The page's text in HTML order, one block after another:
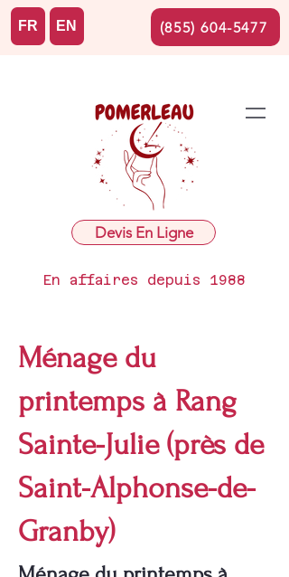
Devis En Ligne
En affaires depuis 1988
FR EN (855) 604-5477
Ménage du
printemps à Rang
Sainte-Julie (près de
Saint-Alphonse-de-
Granby)